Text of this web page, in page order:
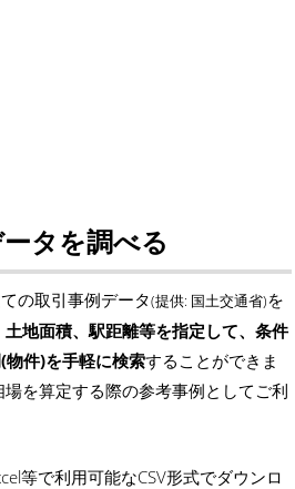
タを調べる
の取引事例データ(提供: 国土交通省)を
土地面積、駅距離等を指定して、条件
件)を手軽に検索することができま
を算定する際の参考事例としてご利
等で利用可能なCSV形式でダウンロ